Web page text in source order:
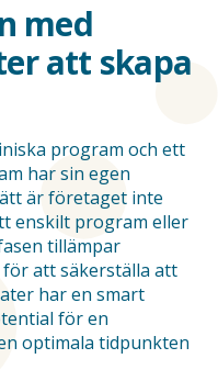
med
att skapa
program och ett
har sin egen
är företaget inte
enskilt program eller
tillämpar
att säkerställa att
har en smart
för en
optimala tidpunkten